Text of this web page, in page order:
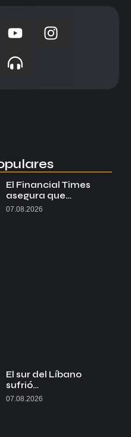
El Financial Times
asegura que…
07.08.2026
El sur del Líbano
sufrió…
07.08.2026